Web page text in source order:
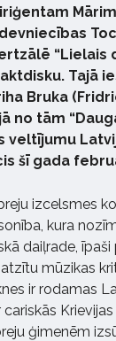
“Lielais
Tajā
Bruka
no tām
veltījumu
šī gada
izcelsmes
kura
daiļrade, īpaši
mūzikas
ir rodamas
cariskās
ģimenēm